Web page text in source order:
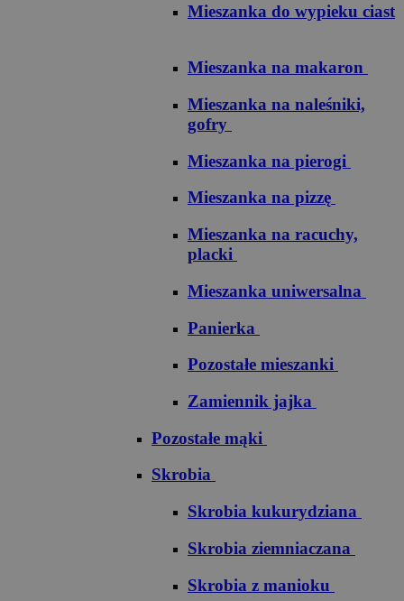
Mieszanka do wypieku ciast
Mieszanka na makaron
Mieszanka na naleśniki,
gofry
Mieszanka na pierogi
Mieszanka na pizzę
Mieszanka na racuchy,
placki
Mieszanka uniwersalna
Panierka
Pozostałe mieszanki
Zamiennik jajka
Pozostałe mąki
Skrobia
Skrobia kukurydziana
Skrobia ziemniaczana
Skrobia z manioku